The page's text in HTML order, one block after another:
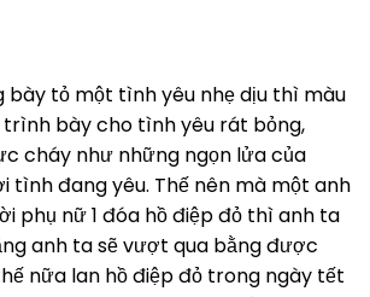
bày tỏ một tình yêu nhẹ dịu thì màu
trình bày cho tình yêu rát bỏng,
cháy như những ngọn lửa của
tình đang yêu. Thế nên mà một anh
phụ nữ 1 đóa hồ điệp đỏ thì anh ta
anh ta sẽ vượt qua bằng được
nữa lan hồ điệp đỏ trong ngày tết